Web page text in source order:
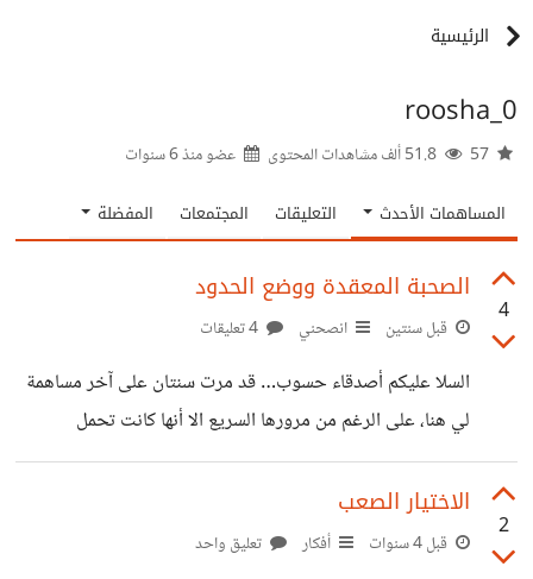
الرئيسية
roosha_0
عضو منذ6 سنوات
المساهمات الأحدث التعليقات المجتمعات المفضلة
4
الصحبة المعقدة ووضع الحدود
قبل سنتين انصحني
السلا عليكم أصدقاء حسوب… قد مرت سنتان على آخر مساهمة
لي هنا، على الرغم من مرورها السريع الا أنها كانت تحمل
الكثير… ان تصبح في مجتمع أكبر يعني أنك ستقابل أناسًا كُثر،
ولن تعود لمجموعة الأصدقاء الصغيرة الي كنت تتصرف على
سجيتك بينهم… الأمر يختلف عندما تذهب للكلية وتختلط
2
الاختيار الصعب
قبل 4 سنوات أفكار تعليق واحد